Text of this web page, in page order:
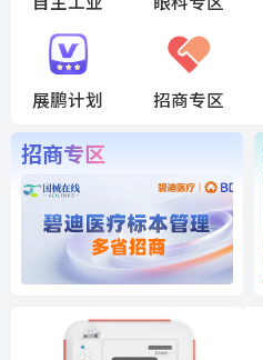
展鹏计划 招商专区
招商专区